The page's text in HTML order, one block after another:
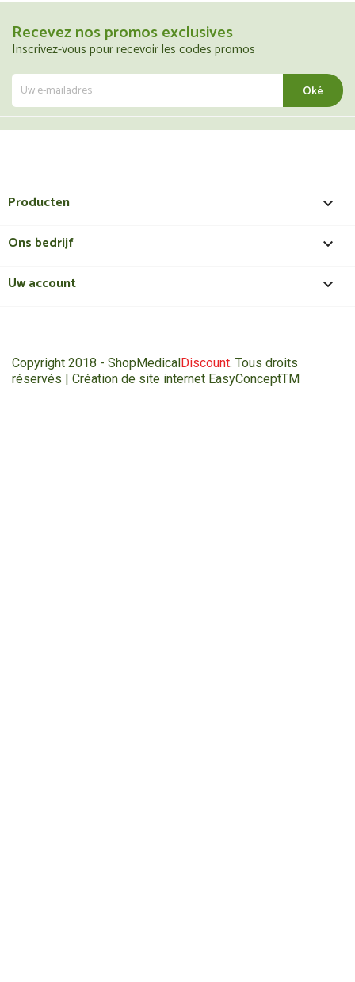
Recevez nos promos exclusives
Inscrivez-vous pour recevoir les codes promos
Producten 
Ons bedrijf 
Uw account 
Copyright 2018 - ShopMedicalDiscount. Tous droits
réservés | Création de site internet EasyConceptTM